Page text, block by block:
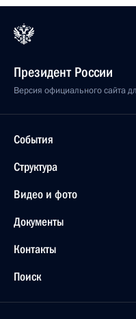
Президент России
Версия официального сайта
События
Структура
Видео и фото
Документы
Контакты
Поиск